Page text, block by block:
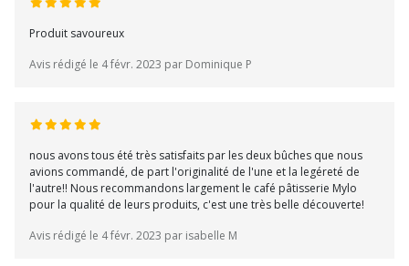
Produit savoureux
Avis rédigé le 4 févr. 2023 par Dominique P
nous avons tous été très satisfaits par les deux bûches que nous
avions commandé, de part l'originalité de l'une et la legéreté de
l'autre!! Nous recommandons largement le café pâtisserie Mylo
pour la qualité de leurs produits, c'est une très belle découverte!
Avis rédigé le 4 févr. 2023 par isabelle M